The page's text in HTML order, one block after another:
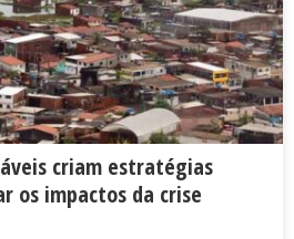
criam estratégias
os impactos da crise